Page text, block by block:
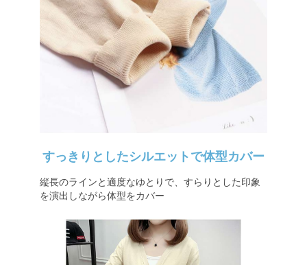
すっきりとしたシルエットで体型カバー
縦長のラインと適度なゆとりで、すらりとした印象
を演出しながら体型をカバー